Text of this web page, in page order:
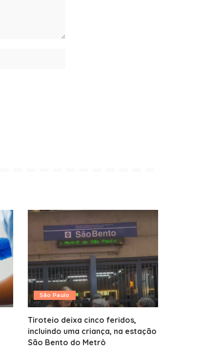
São Paulo
Tiroteio deixa cinco feridos,
incluindo uma criança, na estação
São Bento do Metrô